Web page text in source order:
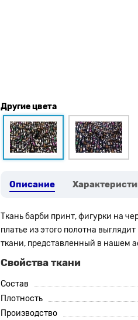
Другие цвета
Описание
Ткань барби принт, фигурки на
платье из этого полотна
ткани, представленный в нашем
Свойства ткани
Состав
Плотность
Производство